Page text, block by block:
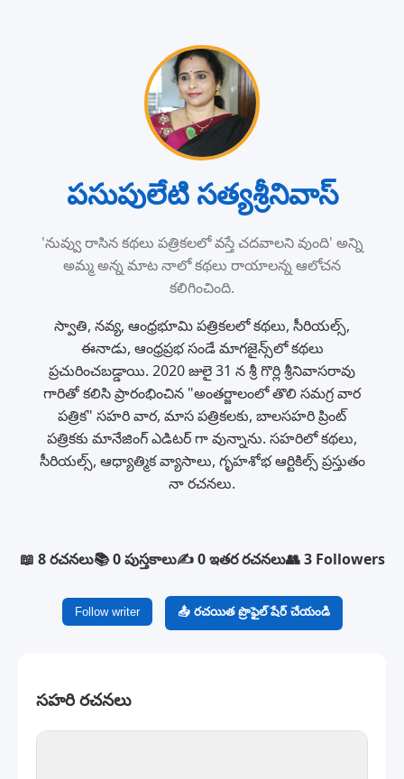
పసుపులేటి సత్యశ్రీనివాస్
'నువ్వు రాసిన కథలు పత్రికలలో వస్తే చదవాలని వుంది' అన్ని
అమ్మ అన్న మాట నాలో కథలు రాయాలన్న ఆలోచన
కలిగించింది.
స్వాతి, నవ్య, ఆంధ్రభూమి పత్రికలలో కథలు, సీరియల్స్,
ఈనాడు, ఆంధ్రప్రభ సండే మాగజైన్స్‌లో కథలు
ప్రచురించబడ్డాయి. 2020 జులై 31 న శ్రీ గొర్లి శ్రీనివాసరావు
గారితో కలిసి ప్రారంభించిన "అంతర్జాలంలో తొలి సమగ్ర వార
పత్రిక" సహరి వార, మాస పత్రికలకు, బాలసహరి ప్రింట్
పత్రికకు మానేజింగ్ ఎడిటర్ గా వున్నాను. సహరిలో కథలు,
సీరియల్స్, ఆధ్యాత్మిక వ్యాసాలు, గృహశోభ ఆర్టికిల్స్ ప్రస్తుతం
నా రచనలు.
📖 8 రచనలు📚 0 పుస్తకాలు✍️ 0 ఇతర రచనలు👥 3 Followers
Follow writer 📤 రచయిత ప్రొఫైల్ షేర్ చేయండి
సహరి రచనలు